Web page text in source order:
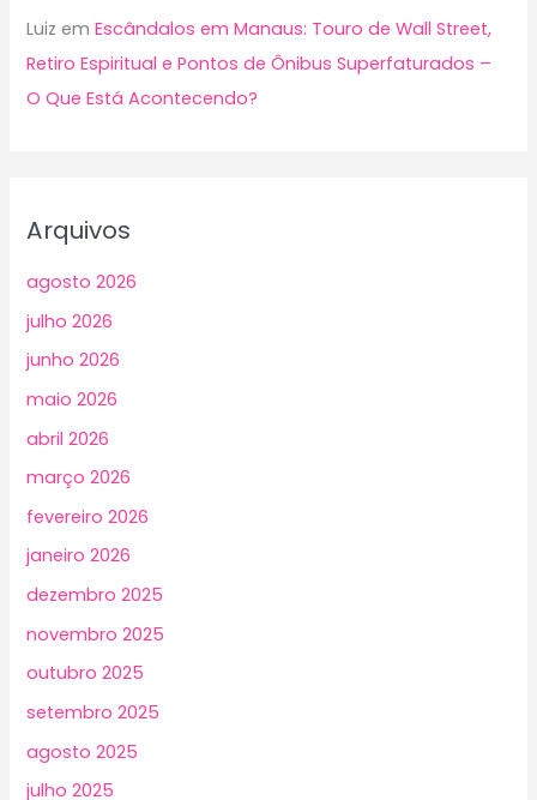
Luiz emEscândalos em Manaus: Touro de Wall Street,
Retiro Espiritual e Pontos de Ônibus Superfaturados –
O Que Está Acontecendo?
Arquivos
agosto 2026
julho 2026
junho 2026
maio 2026
abril 2026
março 2026
fevereiro 2026
janeiro 2026
dezembro 2025
novembro 2025
outubro 2025
setembro 2025
agosto 2025
julho 2025